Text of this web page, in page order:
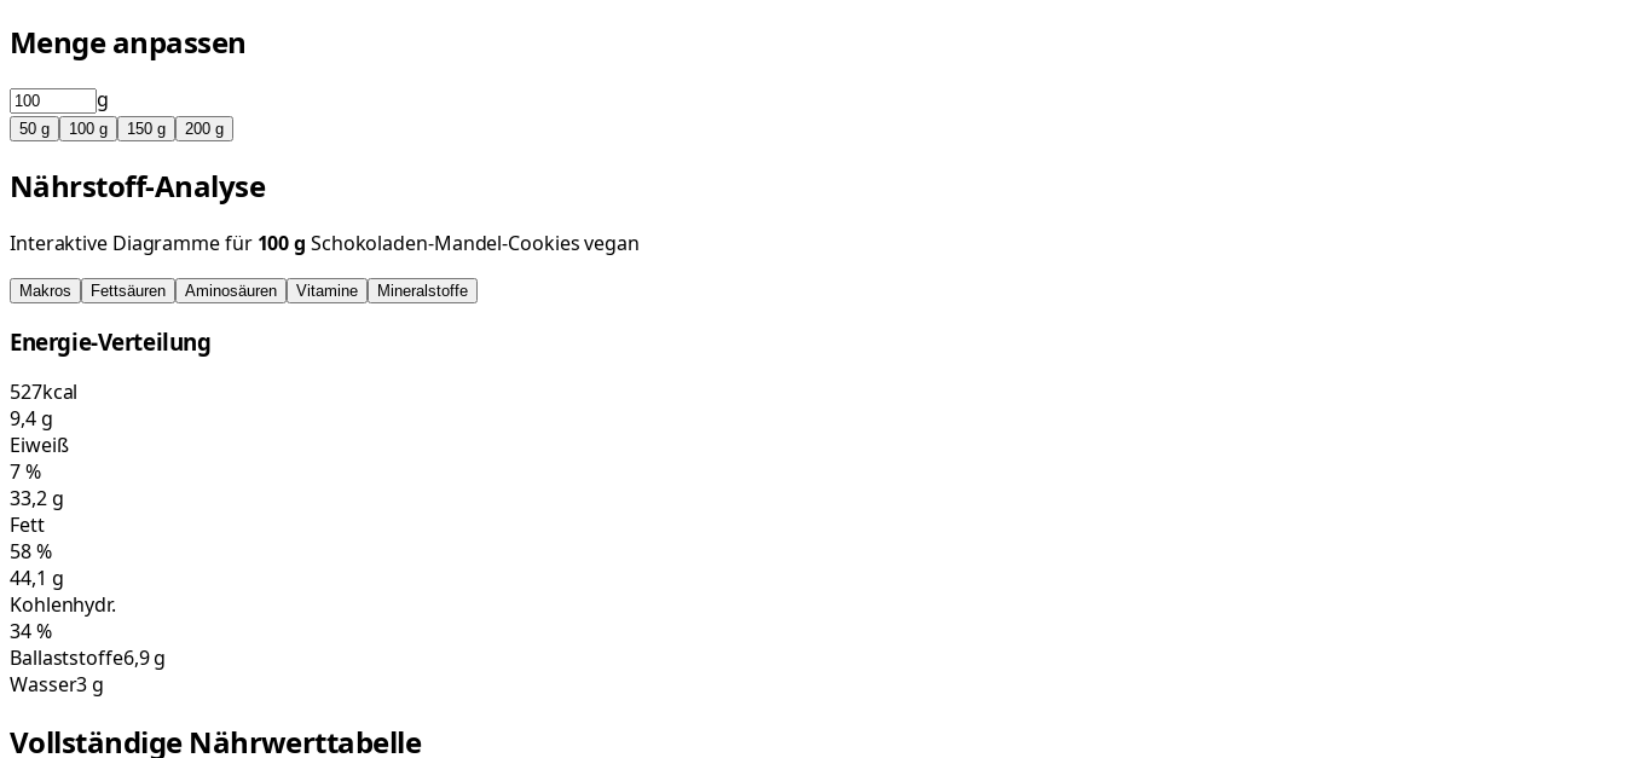
Menge anpassen
g
50 g 100 g 150 g 200 g
Nährstoff-Analyse
Interaktive Diagramme für 100g Schokoladen-Mandel-Cookies vegan
Makros Fettsäuren Aminosäuren Vitamine Mineralstoffe
Energie-Verteilung
527kcal
9,4g
Eiweiß
7%
33,2g
Fett
58%
44,1 g
Kohlenhydr.
34%
Ballaststoffe6,9 g
Wasser3 g
Vollständige Nährwerttabelle